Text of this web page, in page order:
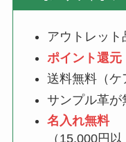
アウトレット
ポイント還元
送料無料（ケ
サンプル革が
名入れ無料
（ 15,000円